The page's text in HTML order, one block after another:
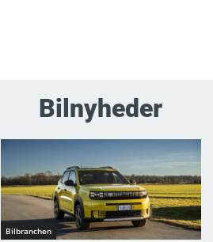
Bilnyheder
Bilbranchen